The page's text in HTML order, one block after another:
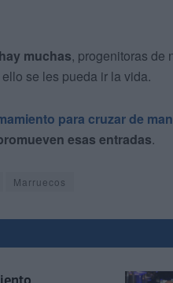
muchas, progenitoras de
se les pueda ir la vida.
para cruzar de
esas entradas.
Marruecos